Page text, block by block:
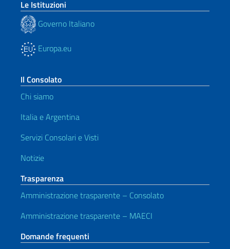
Le Istituzioni
Governo Italiano
Europa.eu
Il Consolato
Chi siamo
Italia e Argentina
Servizi Consolari e Visti
Notizie
Trasparenza
Amministrazione trasparente – Consolato
Amministrazione trasparente – MAECI
Domande frequenti